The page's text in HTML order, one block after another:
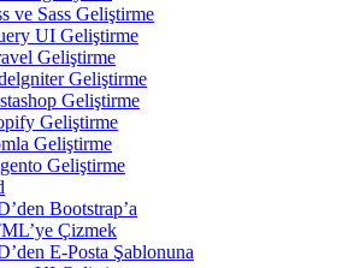
ve Sass Geliştirme
UI Geliştirme
Geliştirme
Geliştirme
Geliştirme
Geliştirme
Geliştirme
Geliştirme
Bootstrap’a
Çizmek
E-Posta Şablonuna